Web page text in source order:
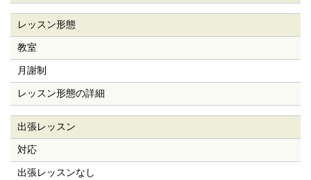
レッスン形態
教室
月謝制
レッスン形態の詳細
出張レッスン
対応
出張レッスンなし